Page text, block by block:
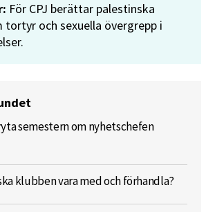
För CPJ berättar palestinska
tortyr och sexuella övergrepp i
semestern om nyhetschefen
klubben vara med och förhandla?